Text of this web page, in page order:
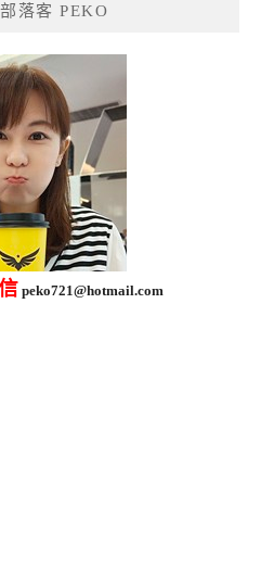
落客 PEKO
peko721@hotmail.com